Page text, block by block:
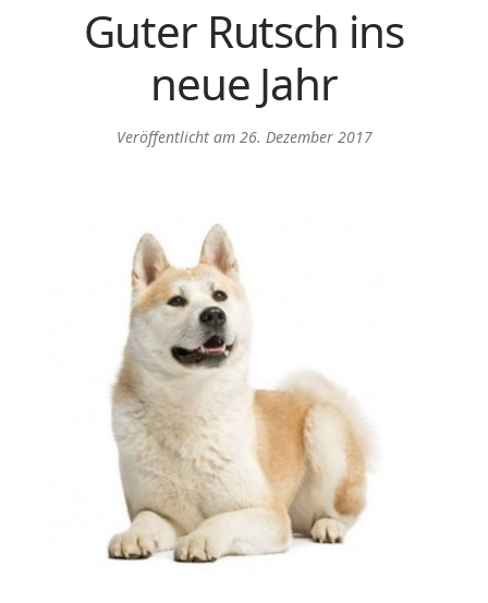
Guter Rutsch ins
neue Jahr
Veröffentlicht am 26. Dezember 2017